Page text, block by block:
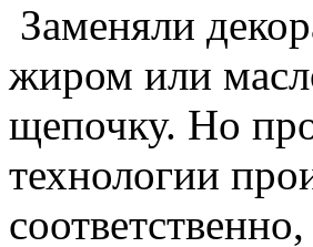
Заменяли
жиром или
щепочку. Но
технологии